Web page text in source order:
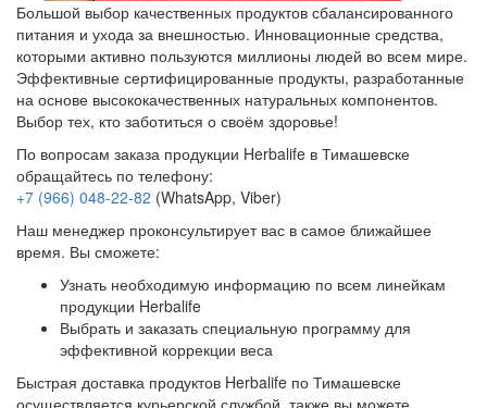
Большой выбор качественных продуктов сбалансированного
питания и ухода за внешностью. Инновационные средства,
которыми активно пользуются миллионы людей во всем мире.
Эффективные сертифицированные продукты, разработанные
на основе высококачественных натуральных компонентов.
Выбор тех, кто заботиться о своём здоровье!
По вопросам заказа продукции Herbalife в Тимашевске
обращайтесь по телефону:
+7 (966) 048-22-82 (WhatsApp, Viber)
Наш менеджер проконсультирует вас в самое ближайшее
время. Вы сможете:
Узнать необходимую информацию по всем линейкам
продукции Herbalife
Выбрать и заказать специальную программу для
эффективной коррекции веса
Быстрая доставка продуктов Herbalife по Тимашевске